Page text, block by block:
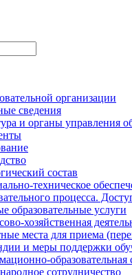
организации
сведения
и органы управления
состав
техническое
процесса.
образовательные услуги
хозяйственная
места для приема
и меры поддержки
образовательная
сотрудничество